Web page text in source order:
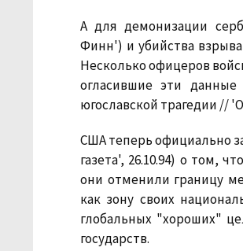
А для демонизации
Финн') и убийства
Несколько офицеров
огласившие эти
югославской трагедии //
США теперь официально
газета', 26.10.94) о том,
они отменили границу
как зону своих
глобальных "хороших"
государств.